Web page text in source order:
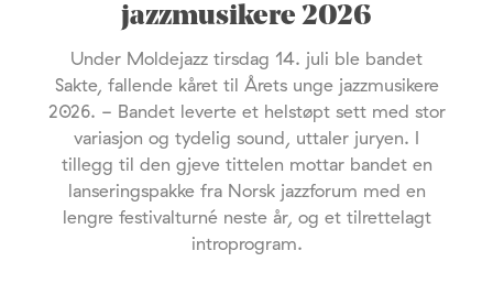
jazzmusikere 2026
Under Moldejazz tirsdag 14. juli ble bandet
Sakte, fallende kåret til Årets unge jazzmusikere
2026. - Bandet leverte et helstøpt sett med stor
variasjon og tydelig sound, uttaler juryen. I
tillegg til den gjeve tittelen mottar bandet en
lanseringspakke fra Norsk jazzforum med en
lengre festivalturné neste år, og et tilrettelagt
introprogram.